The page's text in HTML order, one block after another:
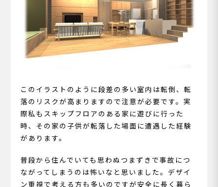
このイラストのように段差の多い室内は転倒、転
落のリスクが高まりますので注意が必要です。実
際私もスキップフロアのある家に遊びに行った
時、その家の子供が転落した場面に遭遇した経験
があります。
普段から住んでいても思わぬつまずきで事故につ
ながってしまうのは怖いなと思いました。デザイ
ン重視で考える方も多いのですが安全に長く暮ら